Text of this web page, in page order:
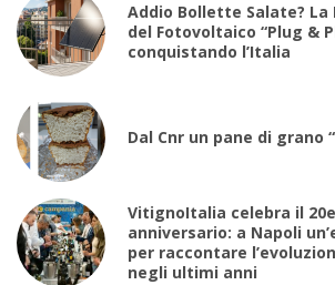
Addio Bollette Salate? La
del Fotovoltaico “Plug &
conquistando l’Italia
Dal Cnr un pane di grano
VitignoItalia celebra il
anniversario: a Napoli
per raccontare
negli ultimi anni